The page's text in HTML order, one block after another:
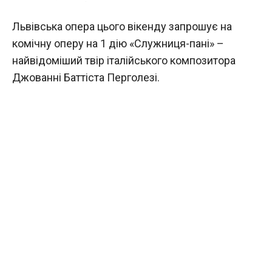
Львівська опера цього вікенду запрошує на
комічну оперу на 1 дію «Служниця-пані» –
найвідоміший твір італійського композитора
Джованні Баттіста Перголезі.